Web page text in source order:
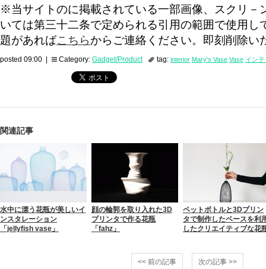
※当サイトのに掲載されている一部画像、スクリ－
いては第三十二条で定められる引用の範囲で使用し
題があればこちらからご連絡ください。即刻削除い
posted 09:00 | Category: Gadget/Product tag: interior Mary's Vase Vase イン
関連記事
水中に漂う花瓶が美しいイ
ンスタレーション
「jellyfish vase」
顔の輪郭を取り入れた3D
プリンタで作る花瓶
「fahz」
ペットボトルと3Dプリン
タで制作したベースを利
したクリエイティブな花
<< 前の記事 次の記事 >>